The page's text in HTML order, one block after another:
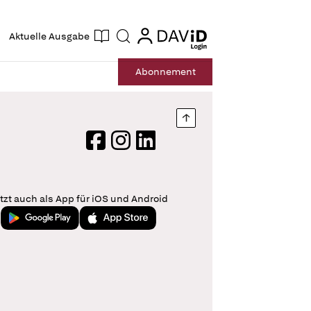
Aktuelle Ausgabe Suche login
login
Abonnement
Nach oben springen
FacebookInstagram
LinkedIn
auch als App für iOS und Android
Jetzt bei Google PlayLaden im App Store